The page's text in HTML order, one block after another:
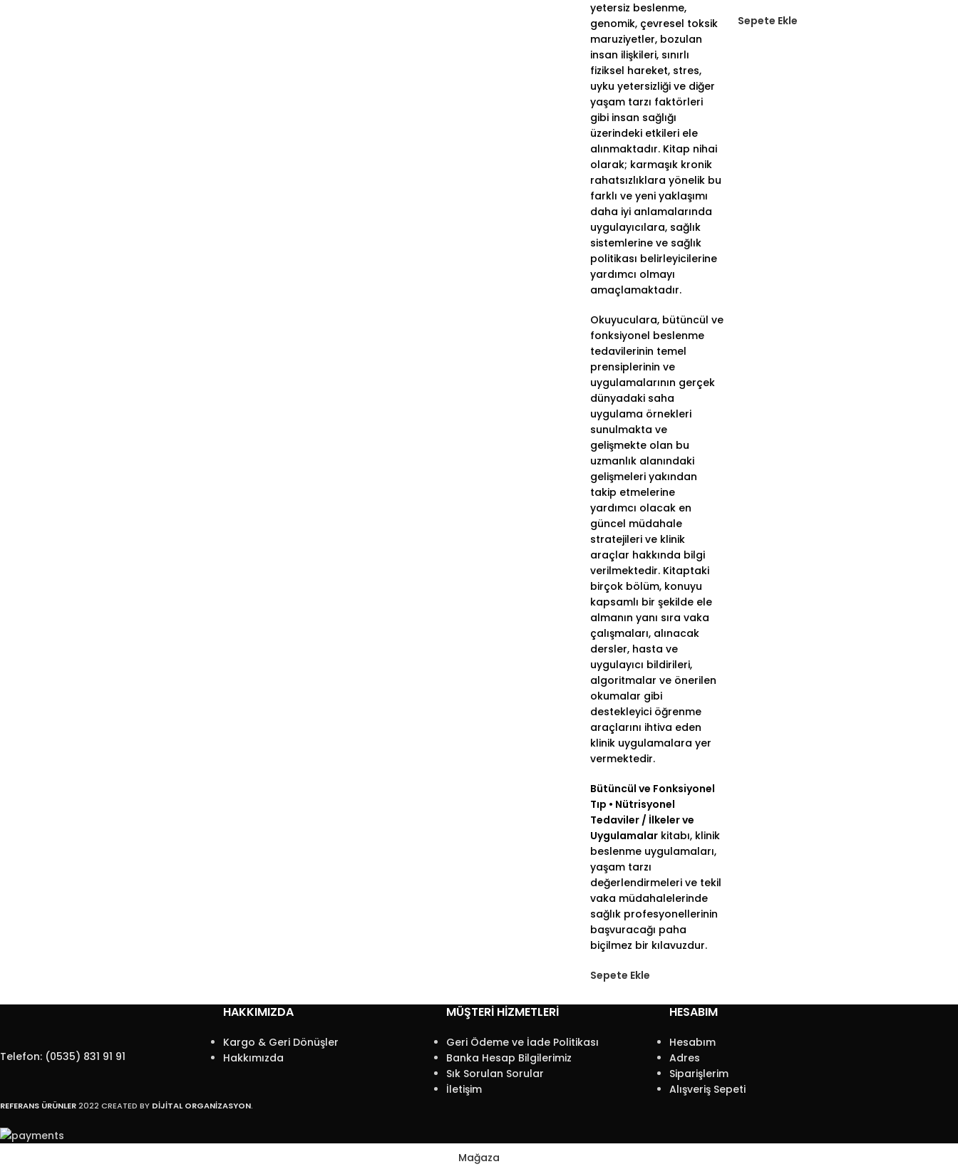
yetersiz beslenme,
genomik, çevresel toksik
maruziyetler, bozulan
insan ilişkileri, sınırlı
fiziksel hareket, stres,
uyku yetersizliği ve diğer
yaşam tarzı faktörleri
gibi insan sağlığı
üzerindeki etkileri ele
alınmaktadır. Kitap nihai
olarak; karmaşık kronik
rahatsızlıklara yönelik bu
farklı ve yeni yaklaşımı
daha iyi anlamalarında
uygulayıcılara, sağlık
sistemlerine ve sağlık
politikası belirleyicilerine
yardımcı olmayı
amaçlamaktadır.
Okuyuculara, bütüncül ve
fonksiyonel beslenme
tedavilerinin temel
prensiplerinin ve
uygulamalarının gerçek
dünyadaki saha
uygulama örnekleri
sunulmakta ve
gelişmekte olan bu
uzmanlık alanındaki
gelişmeleri yakından
takip etmelerine
yardımcı olacak en
güncel müdahale
stratejileri ve klinik
araçlar hakkında bilgi
verilmektedir. Kitaptaki
birçok bölüm, konuyu
kapsamlı bir şekilde ele
almanın yanı sıra vaka
çalışmaları, alınacak
dersler, hasta ve
uygulayıcı bildirileri,
algoritmalar ve önerilen
okumalar gibi
destekleyici öğrenme
araçlarını ihtiva eden
klinik uygulamalara yer
vermektedir.
Bütüncül ve Fonksiyonel
Tıp • Nütrisyonel
Tedaviler / İlkeler ve
Uygulamalar kitabı, klinik
beslenme uygulamaları,
yaşam tarzı
değerlendirmeleri ve tekil
vaka müdahalelerinde
sağlık profesyonellerinin
başvuracağı paha
biçilmez bir kılavuzdur.
Sepete Ekle
Sepete Ekle
Telefon: (0535) 831 91 91
HAKKIMIZDA
Kargo & Geri Dönüşler
Hakkımızda
MÜŞTERI HIZMETLERI
Geri Ödeme ve İade Politikası
Banka Hesap Bilgilerimiz
Sık Sorulan Sorular
İletişim
HESABIM
Hesabım
Adres
Siparişlerim
Alışveriş Sepeti
REFERANS ÜRÜNLER2022 CREATED BY DİJİTAL ORGANİZASYON.
Mağaza